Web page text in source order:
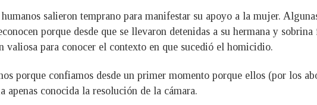
salieron temprano para manifestar su apoyo a la mujer.
porque desde que se llevaron detenidas a su hermana y
para conocer el contexto en que sucedió el homicidio.
porque confiamos desde un primer momento porque ellos (por los
conocida la resolución de la cámara.